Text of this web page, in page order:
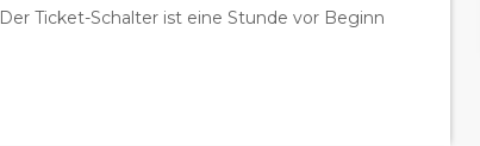
Der Tick­et-Schal­ter ist eine Stunde vor Beginn